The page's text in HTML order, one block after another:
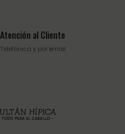
Atención al Cliente
Telefónica y por email